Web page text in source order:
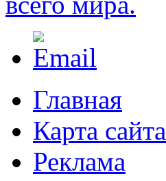
Главная
Карта сайта
Реклама